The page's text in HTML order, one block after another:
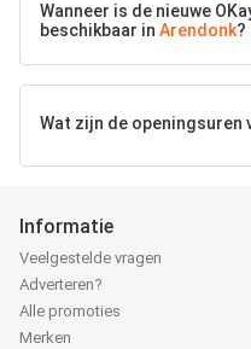
Wanneer is de nieuwe
beschikbaar in Arendonk?
Wat zijn de openingsuren
Informatie
Veelgestelde vragen
Adverteren?
Alle promoties
Merken